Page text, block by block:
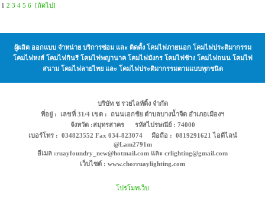
1 2 3 4 5 6 [ถัดไป]
ผู้ผลิต ออกแบบ จำหน่าย บริการซ่อม และ ติดตั้ง โคมไฟภายนอก โคมไฟประติมากรรม
โคมไฟหงส์ โคมไฟกินรี โคมไฟพญานาค โคมไฟมังกร โคมไฟช้าง โคมไฟถนน โคมไฟ
สนาม โคมไฟลายไทย และ โคมไฟประติมากรรมตามแบบทุกชนิด
บริษัท ช รวยไลท์ติ้ง จำกัด
ที่อยู่ : เลขที่ 31/4 เขต : ถนนเอกชัย ตำบลบางน้ำจืด อำเภอเมืองฯ
จังหวัด :สมุทรสาคร รหัสไปรษณีย์ : 74000
เบอร์โทร : 034823552 Fax 034-823074 มือถือ : 0819291621 ไอดีไลน์
@Lam2791m
อีเมล :ruayfoundry_new@hotmail.com และ crlighting@gmail.com
เว็บไซต์ : www.chorruaylighting.com
โปรโมทเว็บ